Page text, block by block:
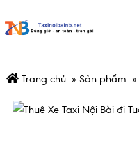
Trang chủ » Sản phẩm »